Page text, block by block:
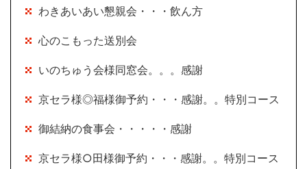
わきあいあい懇親会・・・飲ん方
心のこもった送別会
いのちゅう会様同窓会。。。感謝
京セラ様◎福様御予約・・・感謝。。特別コース
御結納の食事会・・・・・感謝
京セラ様○田様御予約・・・感謝。。特別コース